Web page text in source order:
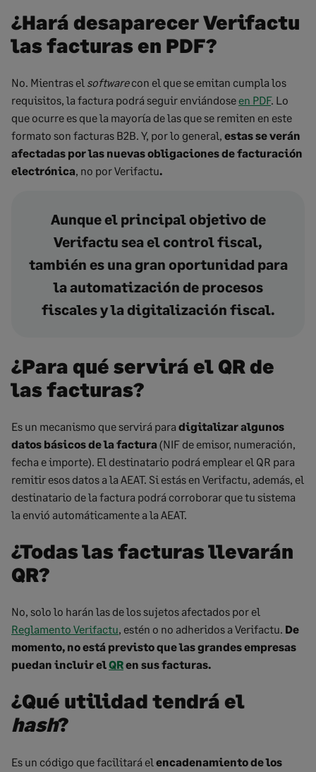
¿Hará desaparecer Verifactu
las facturas en PDF?
No. Mientras el softwarecon el que se emitan cumpla los
requisitos, la factura podrá seguir enviándose en PDF. Lo
que ocurre es que la mayoría de las que se remiten en este
formato son facturas B2B. Y, por lo general, estas se verán
afectadas por las nuevas obligaciones de facturación
electrónica, no por Verifactu.
Aunque el principal objetivo de
Verifactu sea el control fiscal,
también es una gran oportunidad para
la automatización de procesos
fiscales y la digitalización fiscal.
¿Para qué servirá el QR de
las facturas?
Es un mecanismo que servirá para digitalizar algunos
datos básicos de la factura (NIF de emisor, numeración,
fecha e importe). El destinatario podrá emplear el QR para
remitir esos datos a la AEAT. Si estás en Verifactu, además, el
destinatario de la factura podrá corroborar que tu sistema
la envió automáticamente a la AEAT.
¿Todas las facturas llevarán
QR?
No, solo lo harán las de los sujetos afectados por el
Reglamento Verifactu, estén o no adheridos a Verifactu. De
momento, no está previsto que las grandes empresas
puedan incluir elQRen sus facturas.
¿Qué utilidad tendrá el
hash?
Es un código que facilitará el encadenamiento de los